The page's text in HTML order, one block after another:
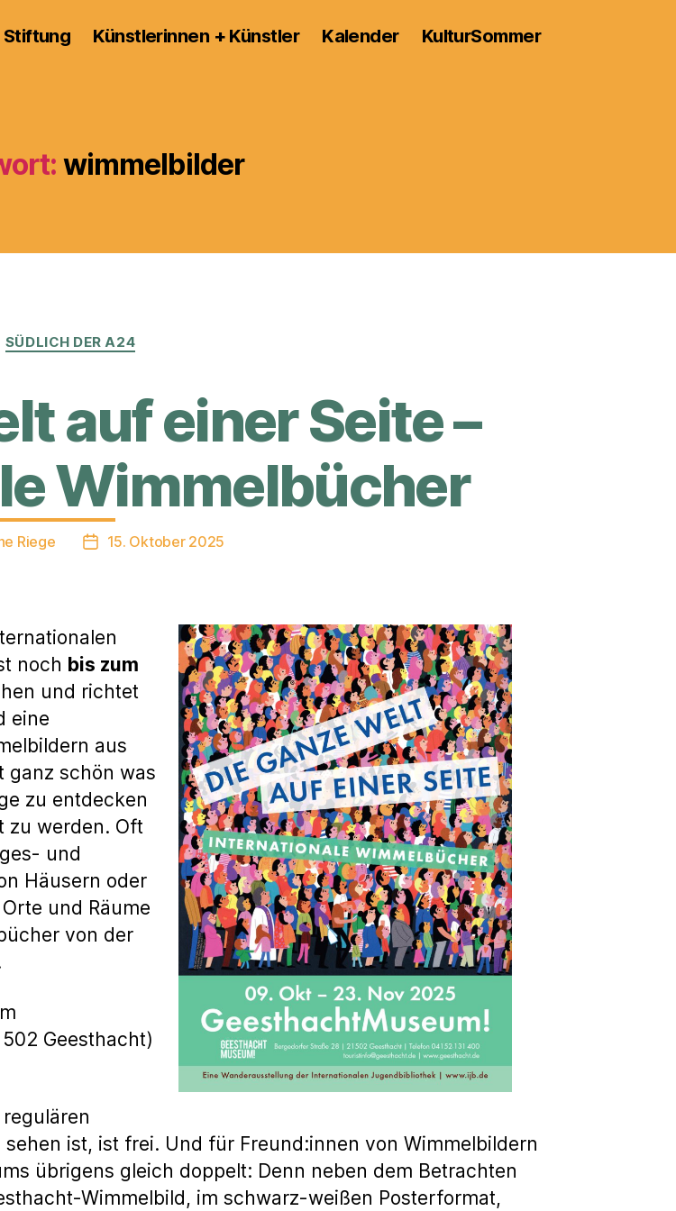
Stiftung Künstlerinnen + Künstler Kalender KulturSommer
wimmelbilder
Kategorien
SÜDLICH DER A24
auf einer Seite –
Wimmelbücher
Riege Veröffentlichungsdatum
15. Oktober 2025
noch bis zum
und richtet
eine
aus
ganz schön was
zu entdecken
zu werden. Oft
und
Häusern oder
und Räume
von der
Geesthacht)
ist, ist frei. Und für Freund:innen von Wimmelbildern
übrigens gleich doppelt: Denn neben dem Betrachten
Wimmelbild, im schwarz-weißen Posterformat,